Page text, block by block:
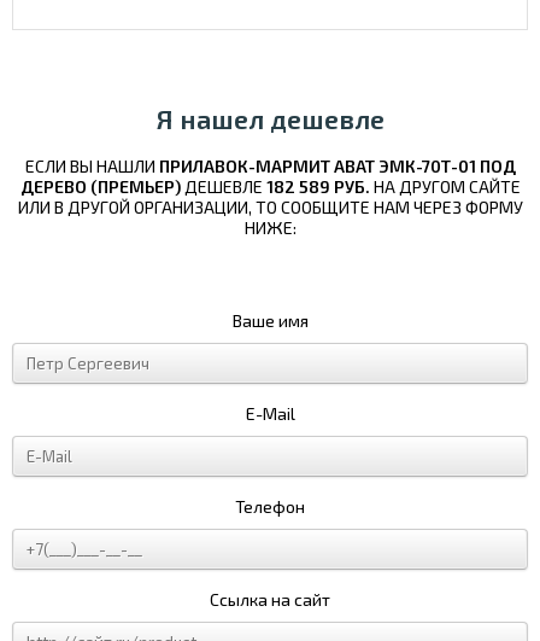
Я нашел дешевле
ЕСЛИ ВЫ НАШЛИ ПРИЛАВОК-МАРМИТ ABAT ЭМК-70Т-01 ПОД
ДЕРЕВО (ПРЕМЬЕР)ДЕШЕВЛЕ 182 589 РУБ. НА ДРУГОМ САЙТЕ
ИЛИ В ДРУГОЙ ОРГАНИЗАЦИИ, ТО СООБЩИТЕ НАМ ЧЕРЕЗ ФОРМУ
НИЖЕ:
Ваше имя
E-Mail
Телефон
Ссылка на сайт